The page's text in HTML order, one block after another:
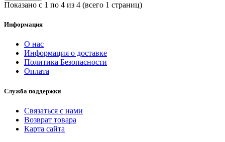
Показано с 1 по 4 из 4 (всего 1 страниц)
Информация
О нас
Информация о доставке
Политика Безопасности
Оплата
Служба поддержки
Связаться с нами
Возврат товара
Карта сайта